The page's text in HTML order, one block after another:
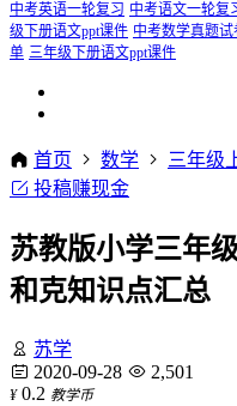
中考英语一轮复习 中考语文一轮复
级下册语文ppt课件 中考数学真题试
单 三年级下册语文ppt课件
首页 数学 三年级
投稿赚现金
苏教版小学三年
和克知识点汇总
苏学
2020-09-28
2,501
¥ 0.2 教学币